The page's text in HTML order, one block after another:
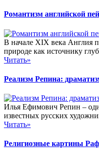
Романтизм английской
В начале XIX века Англия
природе как источнику
Читать»
Реализм Репина:
Илья Ефимович Репин –
известных русских
Читать»
Религиозные картины